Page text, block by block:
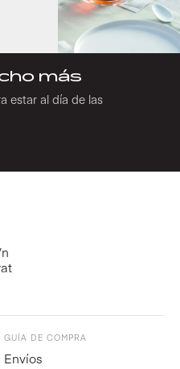
más
estar al día de las
GUÍA DE COMPRA
Envíos